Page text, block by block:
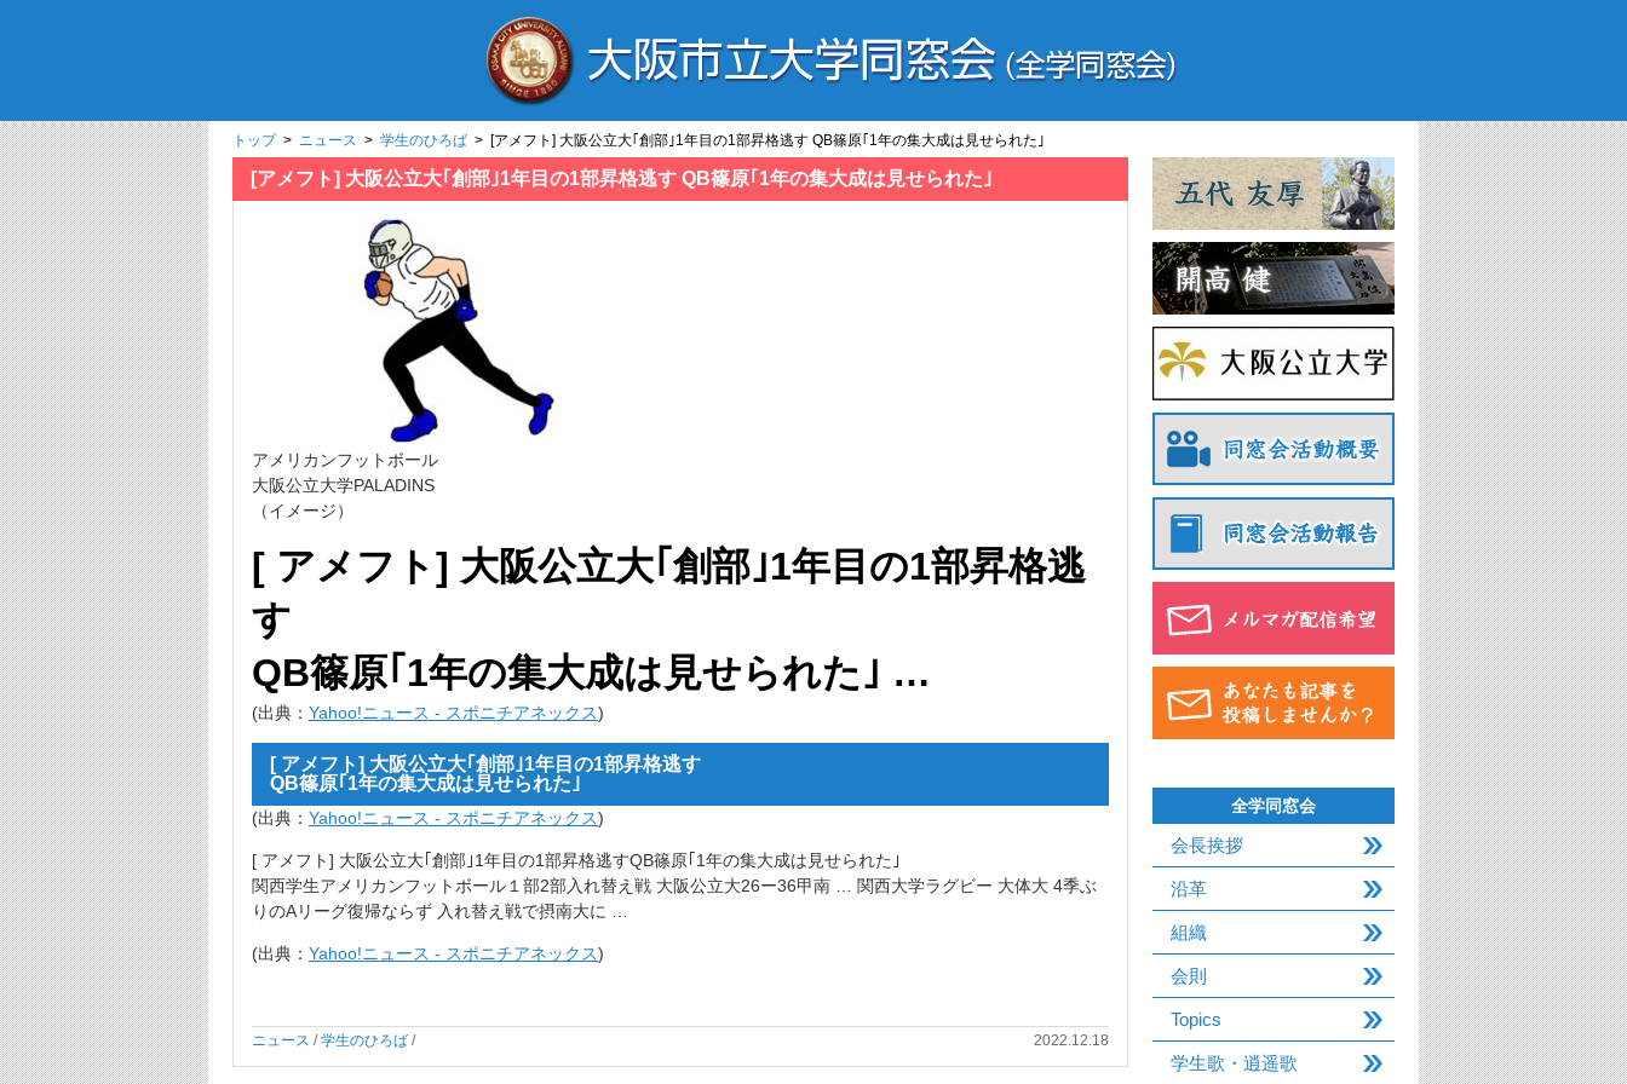
トップ> ニュース > 学生のひろば > [アメフト] 大阪公立大｢創部｣1年目の1部昇格逃す QB篠原｢1年の集大成は見せられた｣
[アメフト] 大阪公立大｢創部｣1年目の1部昇格逃す QB篠原｢1年の集大成は見せられた｣
アメリカンフットボール
大阪公立大学PALADINS
（イメージ）
[ アメフト] 大阪公立大｢創部｣1年目の1部昇格逃
す
QB篠原｢1年の集大成は見せられた｣ …
(出典： Yahoo!ニュース - スポニチアネックス)
[ アメフト] 大阪公立大｢創部｣1年目の1部昇格逃す
QB篠原｢1年の集大成は見せられた｣
(出典： Yahoo!ニュース - スポニチアネックス)
[ アメフト] 大阪公立大｢創部｣1年目の1部昇格逃すQB篠原｢1年の集大成は見せられた｣
関西学生アメリカンフットボール１部2部入れ替え戦 大阪公立大26ー36甲南 … 関西大学ラグビー 大体大 4季ぶ
りのAリーグ復帰ならず 入れ替え戦で摂南大に …
(出典： Yahoo!ニュース - スポニチアネックス)
ニュース /学生のひろば / 2022.12.18
全学同窓会
会長挨拶
沿革
組織
会則
Topics
学生歌・逍遥歌